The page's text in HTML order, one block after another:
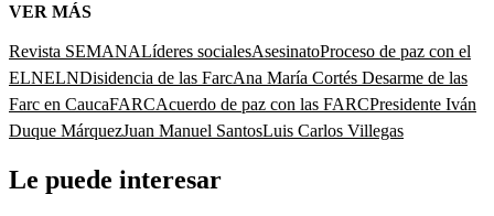
VER MÁS
Revista SEMANALíderes socialesAsesinatoProceso de paz con el
ELNELNDisidencia de las FarcAna María Cortés Desarme de las
Farc en CaucaFARCAcuerdo de paz con las FARCPresidente Iván
Duque MárquezJuan Manuel SantosLuis Carlos Villegas
Le puede interesar